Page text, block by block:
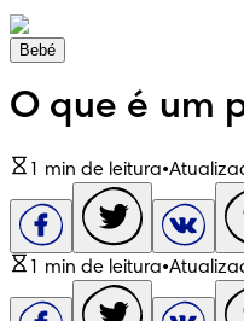
Bebé
O que é um
1 min de leitura•
1 min de leitura•